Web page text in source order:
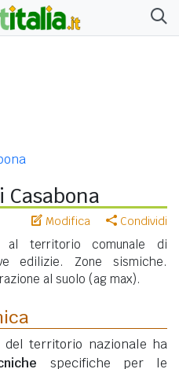
Casabona
Modifica Condividi
al territorio comunale di
edilizie. Zone sismiche.
al suolo (ag max).
del territorio nazionale ha
specifiche per le